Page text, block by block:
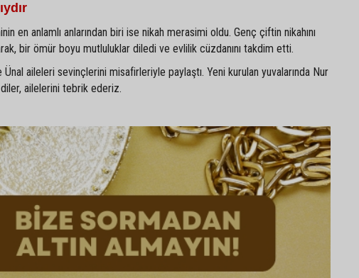
en anlamlı anlarından biri ise nikah merasimi oldu. Genç çiftin nikahını
bir ömür boyu mutluluklar diledi ve evlilik cüzdanını takdim etti.
aileleri sevinçlerini misafirleriyle paylaştı. Yeni kurulan yuvalarında Nur
ailelerini tebrik ederiz.